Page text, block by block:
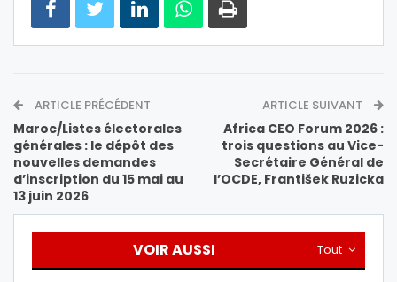
ARTICLE PRÉCÉDENT
Maroc/Listes électorales
générales : le dépôt des
nouvelles demandes
d’inscription du 15 mai au
13 juin 2026
ARTICLE SUIVANT
Africa CEO Forum 2026 :
trois questions au Vice-
Secrétaire Général de
l’OCDE, František Ruzicka
Tout
VOIR AUSSI